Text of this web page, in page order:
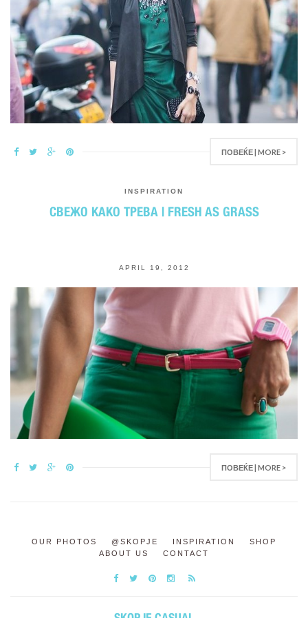
ПОВЕЌЕ | MORE >
INSPIRATION
СВЕЖО КАКО ТРЕВА | FRESH AS GRASS
APRIL 19, 2012
ПОВЕЌЕ | MORE >
OUR PHOTOS @SKOPJE INSPIRATION
SHOP
ABOUT US
CONTACT